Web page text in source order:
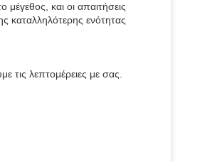
και οι απαιτήσεις
καταλληλότερης ενότητας
τις λεπτομέρειες με σας.